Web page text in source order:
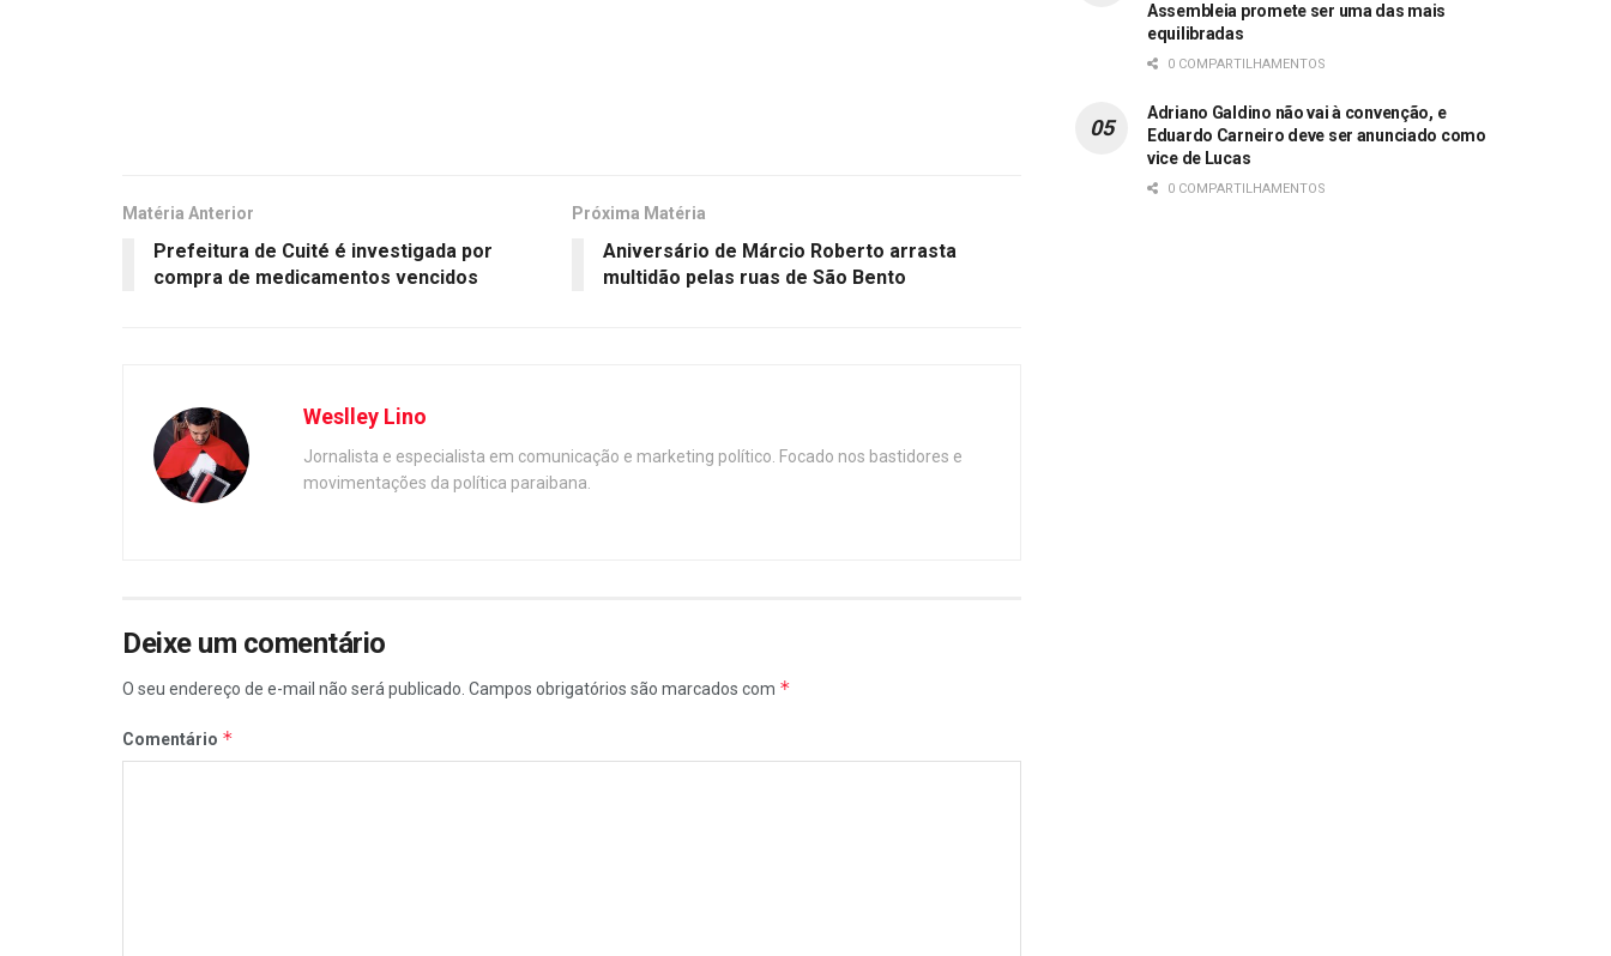
Matéria Anterior
Prefeitura de Cuité é investigada por
compra de medicamentos vencidos
Próxima Matéria
Aniversário de Márcio Roberto arrasta
multidão pelas ruas de São Bento
Weslley Lino
Jornalista e especialista em comunicação e marketing político. Focado nos bastidores e
movimentações da política paraibana.
Deixe um comentário
O seu endereço de e-mail não será publicado. Campos obrigatórios são marcados com *
Comentário *
Assembleia promete ser uma das mais
equilibradas
0 COMPARTILHAMENTOS
Adriano Galdino não vai à convenção, e
Eduardo Carneiro deve ser anunciado como
vice de Lucas
0 COMPARTILHAMENTOS